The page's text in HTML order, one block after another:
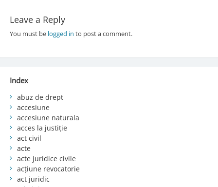
Leave a Reply
You must be logged in to post a comment.
Index
abuz de drept
accesiune
accesiune naturala
acces la justiție
act civil
acte
acte juridice civile
acțiune revocatorie
act juridic